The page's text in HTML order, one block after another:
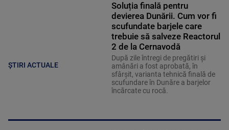
ȘTIRI ACTUALE
Soluția finală pentru
devierea Dunării. Cum vor fi
scufundate barjele care
trebuie să salveze Reactorul
2 de la Cernavodă
După zile întregi de pregătiri și
amânări a fost aprobată, în
sfârșit, varianta tehnică finală de
scufundare în Dunăre a barjelor
încărcate cu rocă.